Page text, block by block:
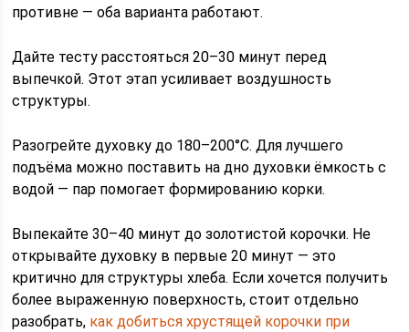
противне — оба варианта работают.
Дайте тесту расстояться 20–30 минут перед
выпечкой. Этот этап усиливает воздушность
структуры.
Разогрейте духовку до 180–200°C. Для лучшего
подъёма можно поставить на дно духовки ёмкость с
водой — пар помогает формированию корки.
Выпекайте 30–40 минут до золотистой корочки. Не
открывайте духовку в первые 20 минут — это
критично для структуры хлеба. Если хочется получить
более выраженную поверхность, стоит отдельно
разобрать, как добиться хрустящей корочки при